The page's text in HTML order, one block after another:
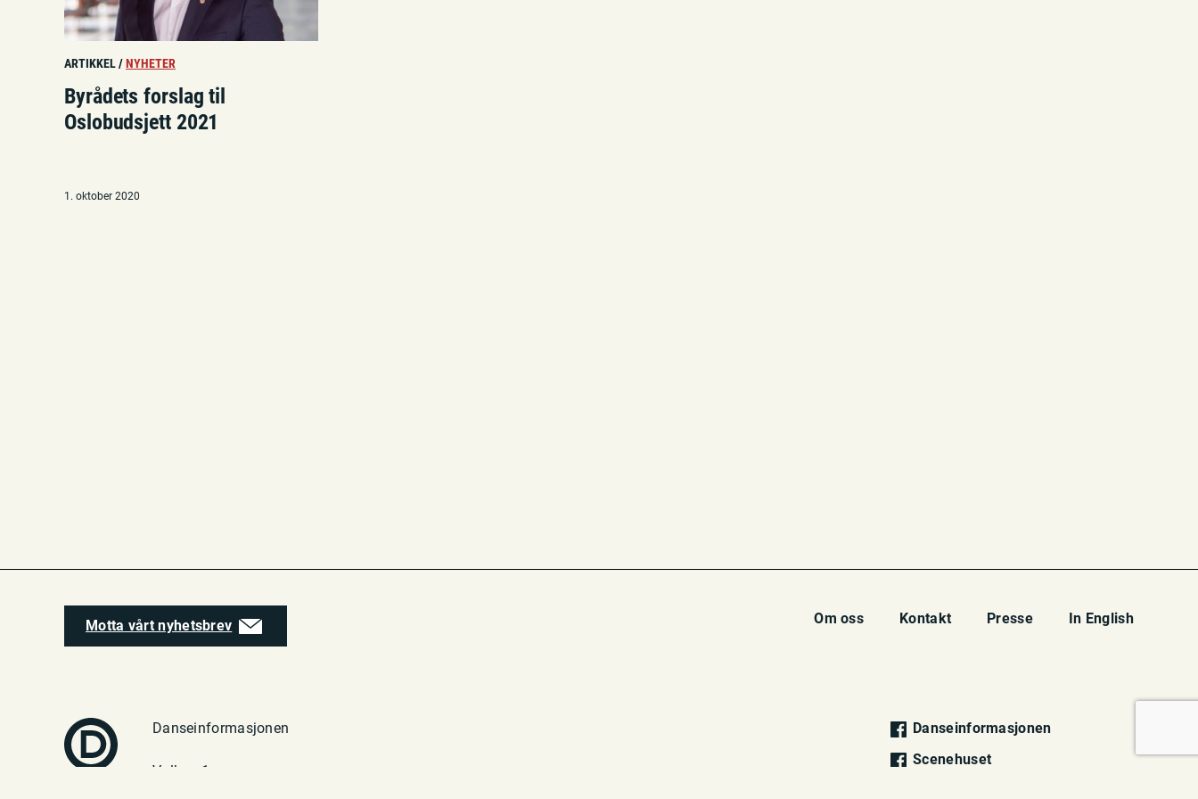
ARTIKKEL/NYHETER
Byrådets forslag til
Oslobudsjett 2021
1. oktober 2020
Motta vårt nyhetsbrev Om oss Kontakt Presse In English
Danseinformasjonen
Vulkan 1
Danseinformasjonen
Scenehuset